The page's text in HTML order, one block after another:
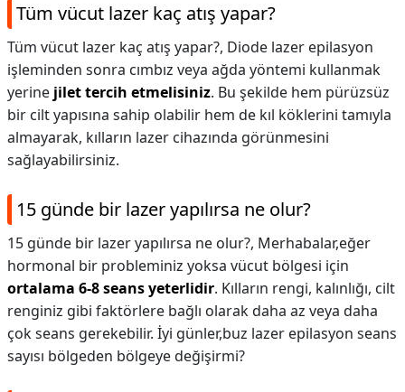
Tüm vücut lazer kaç atış yapar?
Tüm vücut lazer kaç atış yapar?, Diode lazer epilasyon
işleminden sonra cımbız veya ağda yöntemi kullanmak
yerine jilet tercih etmelisiniz. Bu şekilde hem pürüzsüz
bir cilt yapısına sahip olabilir hem de kıl köklerini tamıyla
almayarak, kılların lazer cihazında görünmesini
sağlayabilirsiniz.
15 günde bir lazer yapılırsa ne olur?
15 günde bir lazer yapılırsa ne olur?, Merhabalar,eğer
hormonal bir probleminiz yoksa vücut bölgesi için
ortalama 6-8 seans yeterlidir. Kılların rengi, kalınlığı, cilt
renginiz gibi faktörlere bağlı olarak daha az veya daha
çok seans gerekebilir. İyi günler,buz lazer epilasyon seans
sayısı bölgeden bölgeye değişirmi?